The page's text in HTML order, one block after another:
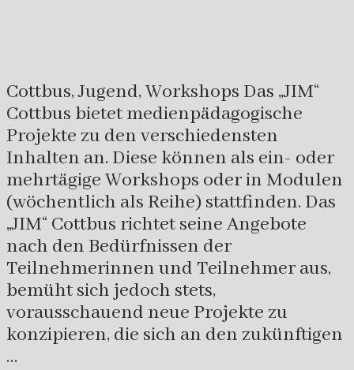
Cottbus, Jugend, Workshops Das „JIM“
Cottbus bietet medienpädagogische
Projekte zu den verschiedensten
Inhalten an. Diese können als ein- oder
mehrtägige Workshops oder in Modulen
(wöchentlich als Reihe) stattfinden. Das
„JIM“ Cottbus richtet seine Angebote
nach den Bedürfnissen der
Teilnehmerinnen und Teilnehmer aus,
bemüht sich jedoch stets,
vorausschauend neue Projekte zu
konzipieren, die sich an den zukünftigen
…